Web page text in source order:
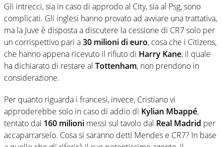
Gli intrecci, sia in caso di approdo al City, sia al Psg, sono
complicati. Gli inglesi hanno provato ad avviare una trattativa,
ma la Juve è disposta a discutere la cessione di CR7 solo per
un corrispettivo pari a30 milioni di euro, cosa che i Citizens,
che hanno appena ricevuto il rifiuto di Harry Kane, il quale
ha dichiarato di restare al Tottenham, non prendono in
considerazione.
Per quanto riguarda i francesi, invece, Cristiano vi
approderebbe solo in caso di addio di Kylian Mbappé,
tentato dai 160 milioni messi sul tavolo dal Real Madrid per
accaparrarselo. Cosa si saranno detti Mendes e CR7? In base